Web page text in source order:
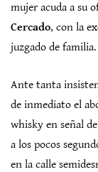
mujer acuda a su
Cercado, con la
juzgado de familia.
Ante tanta
de inmediato el
whisky en señal
a los pocos
en la calle